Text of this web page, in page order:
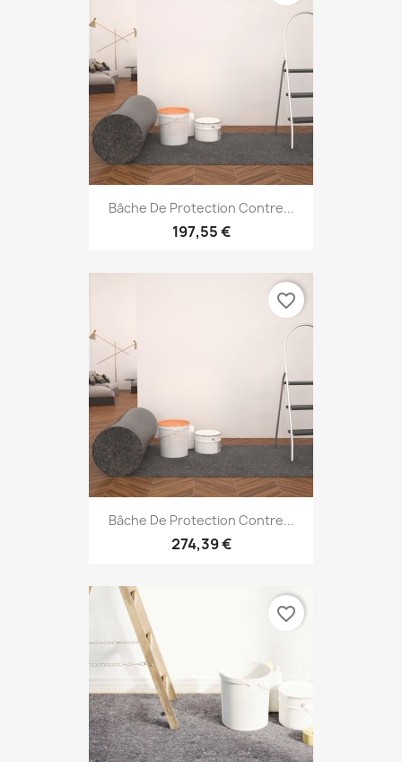
Bâche De Protection Contre...
197,55 €
Bâche De Protection Contre...
274,39 €
favorite_border
favorite_border